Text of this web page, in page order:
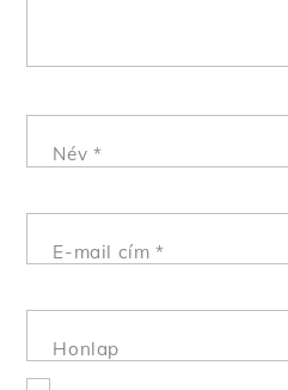
Név *
E-mail cím*
Honlap